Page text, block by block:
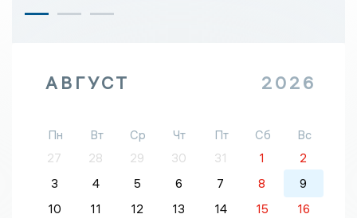
АВГУСТ 2026
Пн Вт Ср Чт Пт Сб
Вс
27
28 29 30 31 1
2
3
4 5 6 7 8
9
10
11 12 13 14 15 16